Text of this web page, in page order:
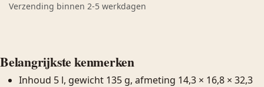
Verzending binnen 2-5 werkdagen
Belangrijkste kenmerken
Inhoud 5 l, gewicht 135 g, afmeting 14,3 × 16,8 × 32,3